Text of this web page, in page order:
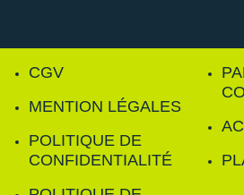
CGV
MENTION LÉGALES
POLITIQUE DE
CONFIDENTIALITÉ